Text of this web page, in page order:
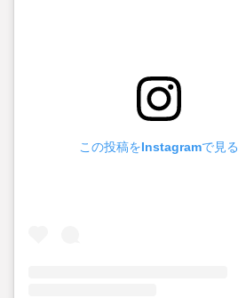
この投稿をInstagramで見る